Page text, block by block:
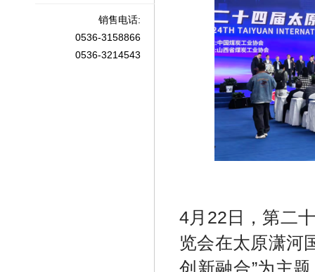
销售电话:
0536-3158866
0536-3214543
4月22日，第二
览会在太原潇河
创新融合”为主